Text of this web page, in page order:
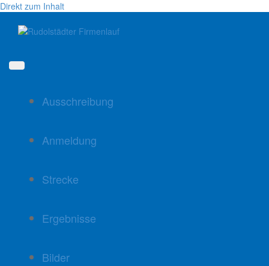
Direkt zum Inhalt
Ausschreibung
Anmeldung
Strecke
Ergebnisse
Bilder